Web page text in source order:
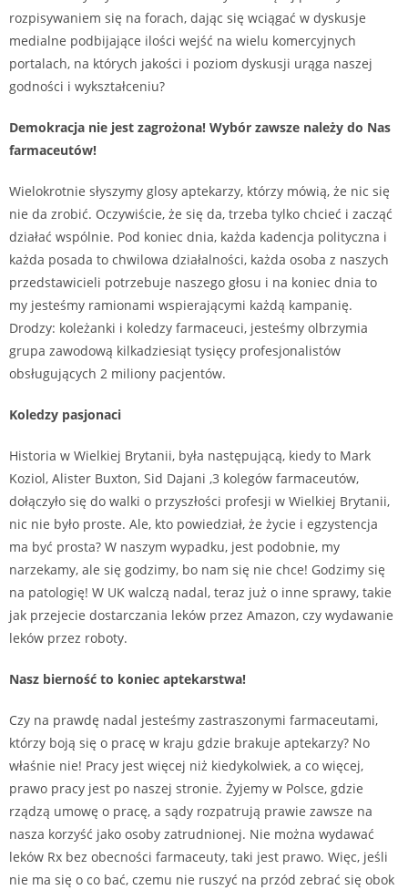
rozpisywaniem się na forach, dając się wciągać w dyskusje
medialne podbijające ilości wejść na wielu komercyjnych
portalach, na których jakości i poziom dyskusji urąga naszej
godności i wykształceniu?
Demokracja nie jest zagrożona! Wybór zawsze należy do Nas
farmaceutów!
Wielokrotnie słyszymy glosy aptekarzy, którzy mówią, że nic się
nie da zrobić. Oczywiście, że się da, trzeba tylko chcieć i zacząć
działać wspólnie. Pod koniec dnia, każda kadencja polityczna i
każda posada to chwilowa działalności, każda osoba z naszych
przedstawicieli potrzebuje naszego głosu i na koniec dnia to
my jesteśmy ramionami wspierającymi każdą kampanię.
Drodzy: koleżanki i koledzy farmaceuci, jesteśmy olbrzymia
grupa zawodową kilkadziesiąt tysięcy profesjonalistów
obsługujących 2 miliony pacjentów.
Koledzy pasjonaci
Historia w Wielkiej Brytanii, była następującą, kiedy to Mark
Koziol, Alister Buxton, Sid Dajani ,3 kolegów farmaceutów,
dołączyło się do walki o przyszłości profesji w Wielkiej Brytanii,
nic nie było proste. Ale, kto powiedział, że życie i egzystencja
ma być prosta? W naszym wypadku, jest podobnie, my
narzekamy, ale się godzimy, bo nam się nie chce! Godzimy się
na patologię! W UK walczą nadal, teraz już o inne sprawy, takie
jak przejecie dostarczania leków przez Amazon, czy wydawanie
leków przez roboty.
Nasz bierność to koniec aptekarstwa!
Czy na prawdę nadal jesteśmy zastraszonymi farmaceutami,
którzy boją się o pracę w kraju gdzie brakuje aptekarzy? No
właśnie nie! Pracy jest więcej niż kiedykolwiek, a co więcej,
prawo pracy jest po naszej stronie. Żyjemy w Polsce, gdzie
rządzą umowę o pracę, a sądy rozpatrują prawie zawsze na
nasza korzyść jako osoby zatrudnionej. Nie można wydawać
leków Rx bez obecności farmaceuty, taki jest prawo. Więc, jeśli
nie ma się o co bać, czemu nie ruszyć na przód zebrać się obok